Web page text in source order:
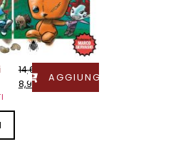
14,60
8,90
AGGIUNGI